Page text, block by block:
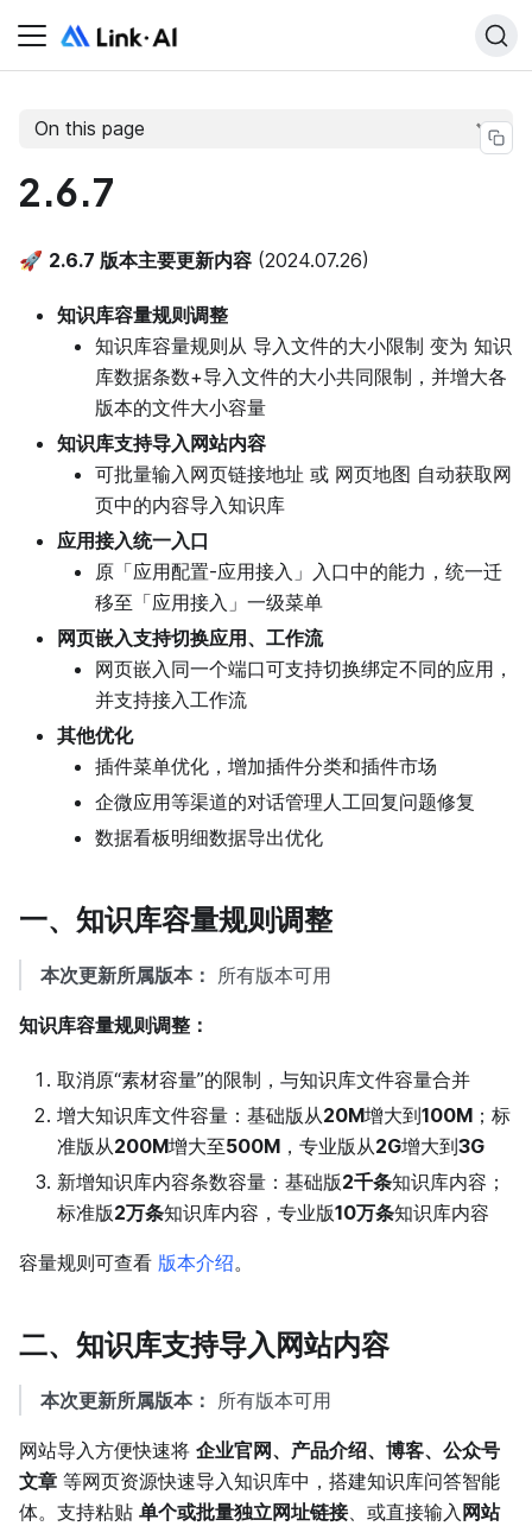
On this page
2.6.7
🚀 2.6.7 版本主要更新内容 (2024.07.26)
知识库容量规则调整
知识库容量规则从 导入文件的大小限制 变为 知识
库数据条数+导入文件的大小共同限制，并增大各
版本的文件大小容量
知识库支持导入网站内容
可批量输入网页链接地址 或 网页地图 自动获取网
页中的内容导入知识库
应用接入统一入口
原「应用配置-应用接入」入口中的能力，统一迁
移至「应用接入」一级菜单
网页嵌入支持切换应用、工作流
网页嵌入同一个端口可支持切换绑定不同的应用，
并支持接入工作流
其他优化
插件菜单优化，增加插件分类和插件市场
企微应用等渠道的对话管理人工回复问题修复
数据看板明细数据导出优化
一、知识库容量规则调整
本次更新所属版本： 所有版本可用
知识库容量规则调整：
取消原“素材容量”的限制，与知识库文件容量合并
增大知识库文件容量：基础版从20M增大到100M ；标
准版从200M增大至500M ，专业版从2G增大到3G
新增知识库内容条数容量：基础版2千条知识库内容；
标准版2万条知识库内容，专业版10万条知识库内容
容量规则可查看 版本介绍。
二、知识库支持导入网站内容
本次更新所属版本： 所有版本可用
网站导入方便快速将 企业官网、产品介绍、博客、公众号
文章 等网页资源快速导入知识库中，搭建知识库问答智能
体。支持粘贴 单个或批量独立网址链接、或直接输入 网站